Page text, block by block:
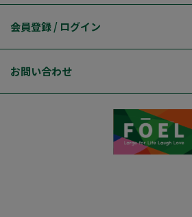
会員登録 / ログイン
お問い合わせ